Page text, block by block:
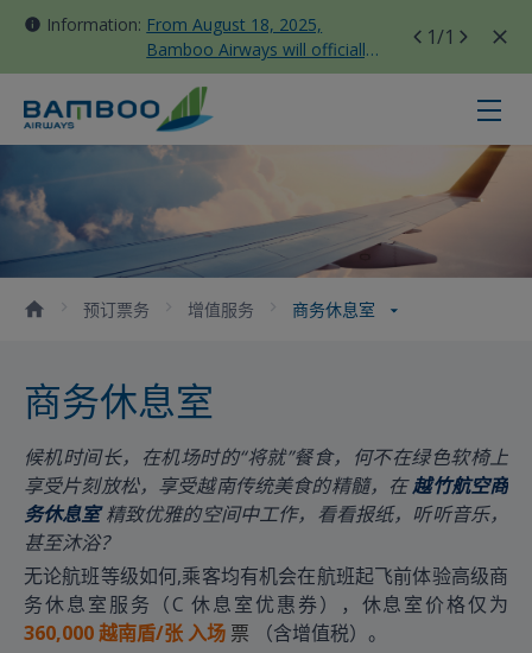
Information: From August 18, 2025,
Bamboo Airways will officially
move all domestic flights to
Tan Son Nhat Terminal T3
1/1
商务休息室 - Bamboo Airways
预订票务 增值服务 商务休息室
商务休息室
候机时间长，在机场时的“将就”餐食，何不在绿色软椅上
享受片刻放松，享受越南传统美食的精髓，在越竹航空商
务休息室精致优雅的空间中工作，看看报纸，听听音乐，
甚至沐浴？
无论航班等级如何,乘客均有机会在航班起飞前体验高级商
务休息室服务（C 休息室优惠券），休息室价格仅为
360,000 越南盾/张 入场 票
（含增值税）。